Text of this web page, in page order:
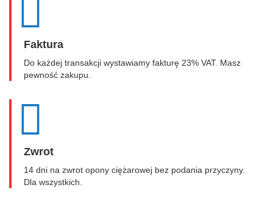
Faktura
Do każdej transakcji wystawiamy fakturę 23% VAT. Masz
pewność zakupu.
Zwrot
14 dni na zwrot opony ciężarowej bez podania przyczyny.
Dla wszystkich.